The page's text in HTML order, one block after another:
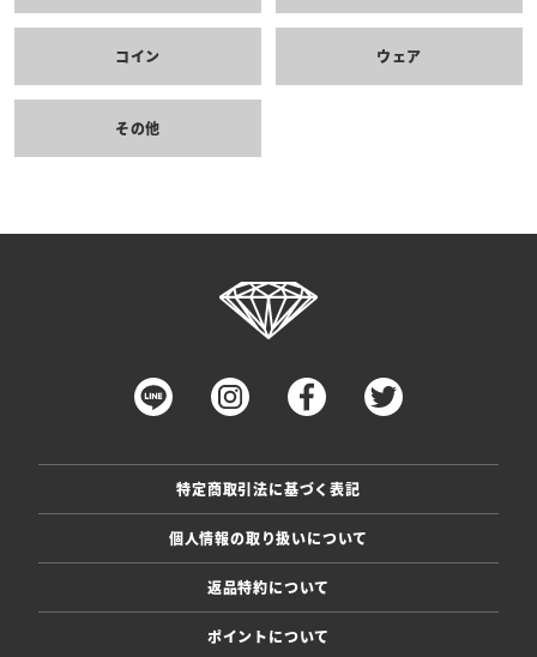
コイン ウェア
その他
特定商取引法に基づく表記
個人情報の取り扱いについて
返品特約について
ポイントについて